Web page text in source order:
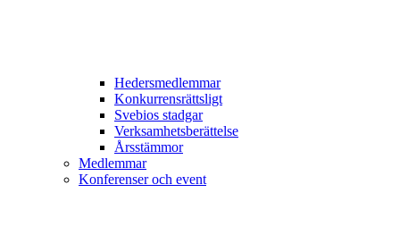
Hedersmedlemmar
Konkurrensrättsligt
Svebios stadgar
Verksamhetsberättelse
Årsstämmor
Medlemmar
Konferenser och event